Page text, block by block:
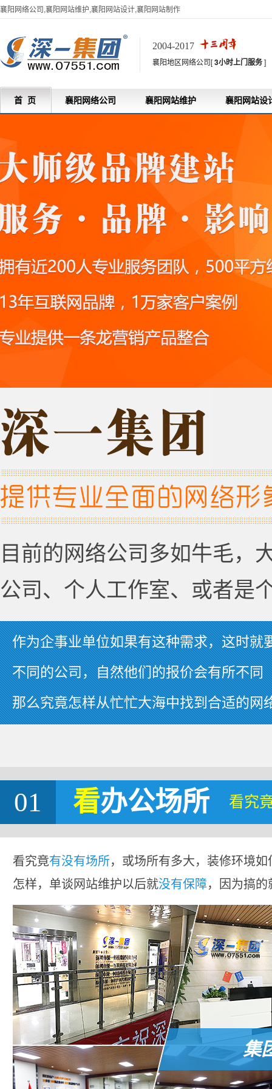
襄阳网络公司,襄阳网站维护,襄阳网站设计,襄阳网站制作
2004-2017
襄阳地区网络公司[3小时上门服务]
首 页 襄阳网络公司 襄阳网站维护 襄阳网站设
目前的网络公司多如牛毛，
公司、个人工作室、或者是
作为企事业单位如果有这种需求，这时就
不同的公司，自然他们的报价会有所不同
那么究竟怎样从忙忙大海中找到合适的网
01 看办公场所 看究
看究竟有没有场所，或场所有多大，装修环境
怎样，单谈网站维护以后就没有保障，因为搞
集